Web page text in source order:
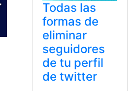
Todas las
formas de
eliminar
seguidores
de tu perfil
de twitter